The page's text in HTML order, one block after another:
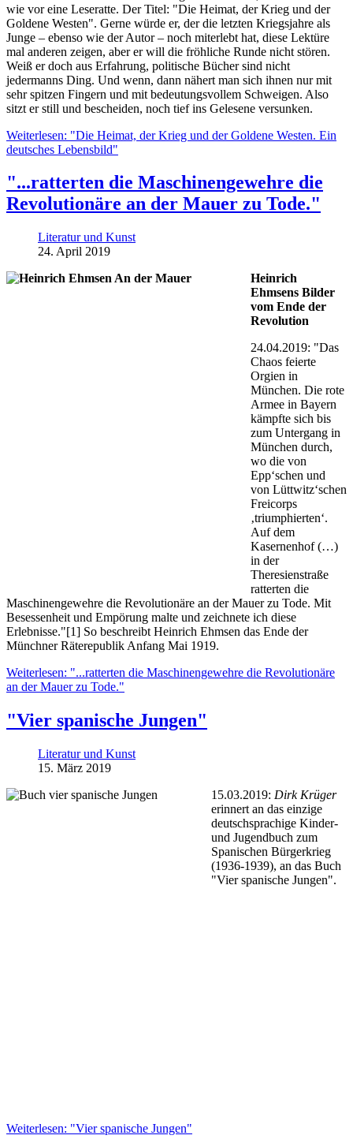
wie vor eine Leseratte. Der Titel: "Die Heimat, der Krieg und der
Goldene Westen". Gerne würde er, der die letzten Kriegsjahre als
Junge – ebenso wie der Autor – noch miterlebt hat, diese Lektüre
mal anderen zeigen, aber er will die fröhliche Runde nicht stören.
Weiß er doch aus Erfahrung, politische Bücher sind nicht
jedermanns Ding. Und wenn, dann nähert man sich ihnen nur mit
sehr spitzen Fingern und mit bedeutungsvollem Schweigen. Also
sitzt er still und bescheiden, noch tief ins Gelesene versunken.
Weiterlesen: "Die Heimat, der Krieg und der Goldene Westen. Ein
deutsches Lebensbild"
"...ratterten die Maschinengewehre die
Revolutionäre an der Mauer zu Tode."
Literatur und Kunst
24. April 2019
Heinrich
Ehmsens Bilder
vom Ende der
Revolution
24.04.2019: "Das
Chaos feierte
Orgien in
München. Die rote
Armee in Bayern
kämpfte sich bis
zum Untergang in
München durch,
wo die von
Epp‘schen und
von Lüttwitz‘schen
Freicorps
‚triumphierten‘.
Auf dem
Kasernenhof (…)
in der
Theresienstraße
ratterten die
Maschinengewehre die Revolutionäre an der Mauer zu Tode. Mit
Besessenheit und Empörung malte und zeichnete ich diese
Erlebnisse."[1] So beschreibt Heinrich Ehmsen das Ende der
Münchner Räterepublik Anfang Mai 1919.
Weiterlesen: "...ratterten die Maschinengewehre die Revolutionäre
an der Mauer zu Tode."
"Vier spanische Jungen"
Literatur und Kunst
15. März 2019
15.03.2019: Dirk Krüger
erinnert an das einzige
deutschsprachige Kinder-
und Jugendbuch zum
Spanischen Bürgerkrieg
(1936-1939), an das Buch
"Vier spanische Jungen".
Weiterlesen: "Vier spanische Jungen"